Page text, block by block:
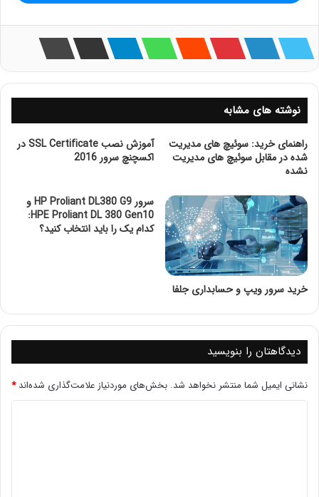
در شرکت دوبرکا کمک بگیرید. برای مثال اگر سروری که قصد
خرید آن را دارید 2.5 است می توانید از هاردهای پرسرعت
300و 600و 900 گیگ 2.5 اینچی بهره ببرید.
sff و lff مخفف چه کلماتی هستند
lff چیست
ظرفیت های ارائه شده توسط sff
تفاوت سرور sff و lff از نظر کیفیت
sff و lff مخفف چه کلماتی هستند
در سایز 2.5 اینچی را دارد. این هاردها دارای سایز کوچکتر و
فشرده تر هستند و در مقایسه با هارد های lff یا همان large
شده است. این دو نوع هارد به شکل sas و sata وارد بازار
شده اند. می توان گفت seek time یا زمان جستجوی اطلاعات
توسط هد در هارد دیسک های sff کمتر از هاردهای lff می
نوشته های مشابه
راهنمای خرید: سوئیچ های مدیریت
شده در مقابل سوئیچ های مدیریت
نشده
آموزش نصب SSL Certificate در
اکسچنچ سرور 2016
خرید سرور ویپ و حسابداری جلفا
سرور HP Proliant DL380 G9 و
HPE Proliant DL 380 Gen10:
کدام یک را باید انتخاب کنید؟
دیدگاهتان را بنویسید
نشانی ایمیل شما منتشر نخواهد شد. بخش‌های موردنیاز علامت‌گذاری شده‌اند*